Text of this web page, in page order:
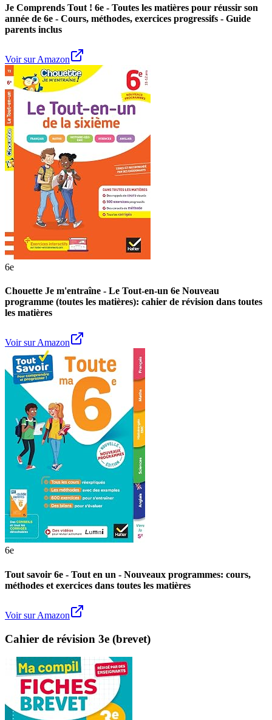
Je Comprends Tout ! 6e - Toutes les matières pour réussir son
année de 6e - Cours, méthodes, exercices progressifs - Guide
parents inclus
Voir sur Amazon
6e
Chouette Je m'entraîne - Le Tout-en-un 6e Nouveau
programme (toutes les matières): cahier de révision dans toutes
les matières
Voir sur Amazon
6e
Tout savoir 6e - Tout en un - Nouveaux programmes: cours,
méthodes et exercices dans toutes les matières
Voir sur Amazon
Cahier de révision 3e (brevet)